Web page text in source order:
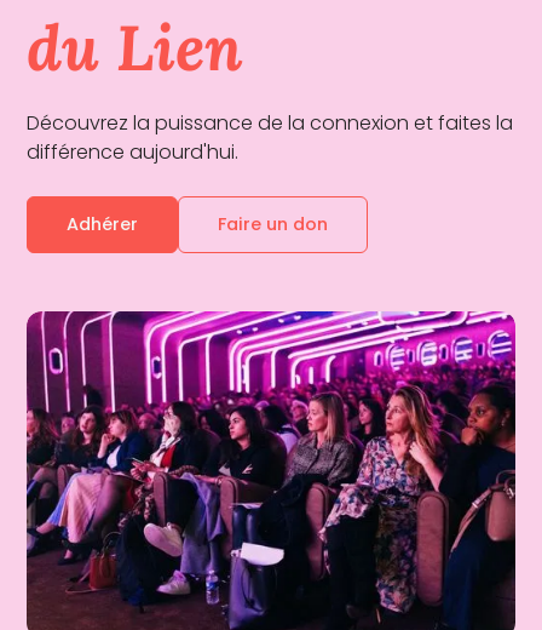
du Lien
Découvrez la puissance de la connexion et faites la
différence aujourd'hui.
Adhérer Faire un don